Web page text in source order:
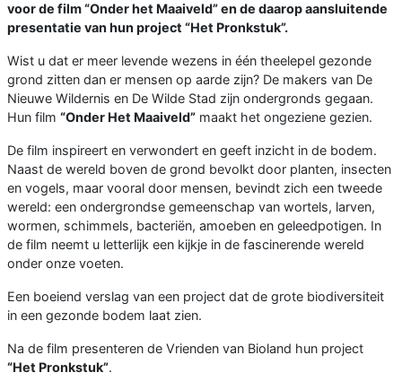
voor de film “Onder het Maaiveld” en de daarop aansluitende
presentatie van hun project “Het Pronkstuk”.
Wist u dat er meer levende wezens in één theelepel gezonde
grond zitten dan er mensen op aarde zijn? De makers van De
Nieuwe Wildernis en De Wilde Stad zijn ondergronds gegaan.
Hun film “Onder Het Maaiveld” maakt het ongeziene gezien.
De film inspireert en verwondert en geeft inzicht in de bodem.
Naast de wereld boven de grond bevolkt door planten, insecten
en vogels, maar vooral door mensen, bevindt zich een tweede
wereld: een ondergrondse gemeenschap van wortels, larven,
wormen, schimmels, bacteriën, amoeben en geleedpotigen. In
de film neemt u letterlijk een kijkje in de fascinerende wereld
onder onze voeten.
Een boeiend verslag van een project dat de grote biodiversiteit
in een gezonde bodem laat zien.
Na de film presenteren de Vrienden van Bioland hun project
“Het Pronkstuk”.